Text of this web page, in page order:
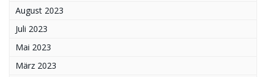
August 2023
Juli 2023
Mai 2023
März 2023